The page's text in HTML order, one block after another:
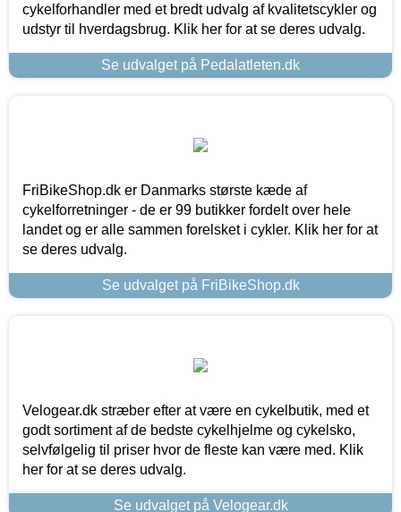
cykelforhandler med et bredt udvalg af kvalitetscykler og
udstyr til hverdagsbrug. Klik her for at se deres udvalg.
Se udvalget på Pedalatleten.dk
FriBikeShop.dk er Danmarks største kæde af
cykelforretninger - de er 99 butikker fordelt over hele
landet og er alle sammen forelsket i cykler. Klik her for at
se deres udvalg.
Se udvalget på FriBikeShop.dk
Velogear.dk stræber efter at være en cykelbutik, med et
godt sortiment af de bedste cykelhjelme og cykelsko,
selvfølgelig til priser hvor de fleste kan være med. Klik
her for at se deres udvalg.
Se udvalget på Velogear.dk